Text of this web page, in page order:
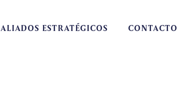
ALIADOS ESTRATÉGICOS CONTACTO